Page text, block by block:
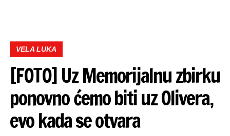
VELA LUKA
[FOTO] Uz Memorijalnu zbirku
ponovno ćemo biti uz Olivera,
evo kada se otvara